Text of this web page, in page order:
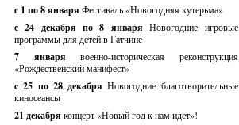
с 1 по 8 января Фестиваль «Новогодняя кутерьма»
с 24 декабря по 8 январяНовогодние игровые
программы для детей в Гатчине
7 январявоенно-историческая реконструкция
«Рождественский манифест»
c 25 по 28 декабряНовогодние благотворительные
киносеансы
21 декабря концерт «Новый год к нам идет»!